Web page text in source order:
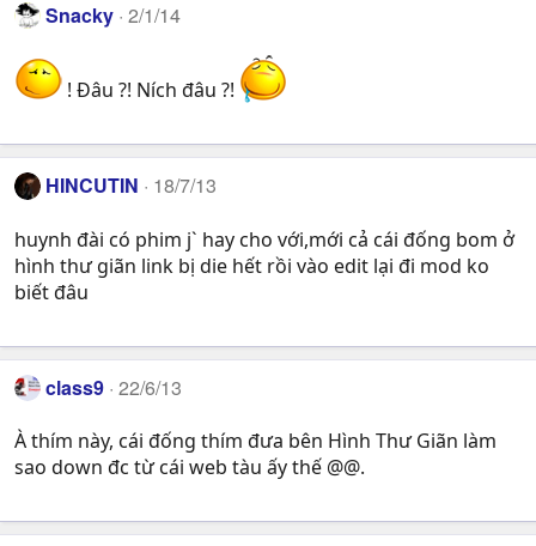
Snacky 2/1/14
! Đâu ?! Ních đâu ?!
HINCUTIN 18/7/13
huynh đài có phim j` hay cho với,mới cả cái đống bom ở
hình thư giãn link bị die hết rồi vào edit lại đi mod ko
biết đâu
class9 22/6/13
À thím này, cái đống thím đưa bên Hình Thư Giãn làm
sao down đc từ cái web tàu ấy thế @@.